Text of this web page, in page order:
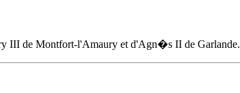
III de Montfort-l'Amaury et d'Agn�s II de Garlande.